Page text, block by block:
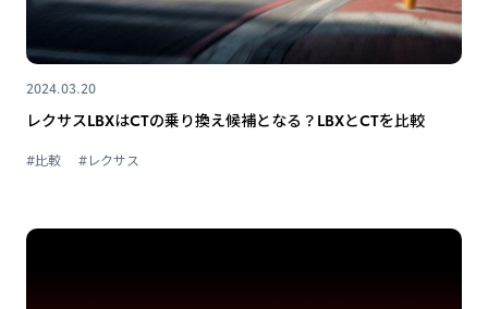
2024.03.20
レクサスLBXはCTの乗り換え候補となる？LBXとCTを比較
#比較 #レクサス